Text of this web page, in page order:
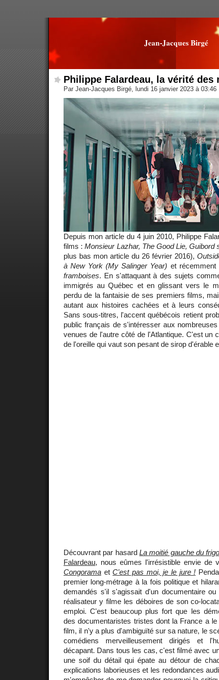
Jean-Jacques Birgé
Philippe Falardeau, la vérité des
Par Jean-Jacques Birgé, lundi 16 janvier 2023 à 03:46
Depuis mon article du 4 juin 2010, Philippe
films :Monsieur Lazhar, The Good Lie, Guibord
plus bas mon article du 26 février 2016),
à New York (My Salinger Year) et
framboises. En s'attaquant à des sujets
immigrés au Québec et en glissant vers le
perdu de la fantaisie de ses premiers films,
autant aux histoires cachées et à leurs
Sans sous-titres, l'accent québécois retient
public français de s'intéresser aux
venues de l'autre côté de l'Atlantique. C'est un
de l'oreille qui vaut son pesant de sirop d'érable
Découvrant par hasard La moitié gauche du
Falardeau, nous eûmes l'irrésistible envie de
Congorama etC'est pas moi, je le jure !
premier long-métrage à la fois politique et
demandés s'il s'agissait d'un documentaire
réalisateur y filme les déboires de son co-
emploi. C'est beaucoup plus fort que les
des documentaristes tristes dont la France a
film, il n'y a plus d'ambiguïté sur sa nature, le
comédiens merveilleusement dirigés et
décapant. Dans tous les cas, c'est filmé avec
une soif du détail qui épate au détour de
explications laborieuses et les redondances